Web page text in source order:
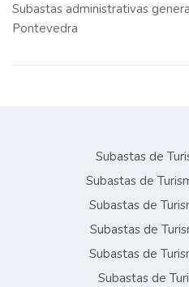
Subastas administrativas
Pontevedra
Subastas de
Subastas de
Subastas de
Subastas de
Subastas de
Subastas de